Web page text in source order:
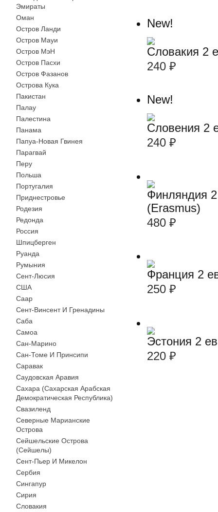
Эмираты
Оман
Остров Ланди
Остров Мауи
Остров МэН
Остров Пасхи
Остров Фазанов
Острова Кука
Пакистан
Палау
Палестина
Панама
Папуа-Новая Гвинея
Парагвай
Перу
Польша
Португалия
Приднестровье
Родезия
Редонда
Россия
Шпицберген
Руанда
Румыния
Сент-Люсия
США
Саар
Сент-Винсент И Гренадины
Саба
Самоа
Сан-Марино
Сан-Томе И Принсипи
Саравак
Саудовская Аравия
Сахара (Сахарская Арабская
Демократическая Республика)
Свазиленд
Северные Марианские
Острова
Сейшельские Острова
(Сейшелы)
Сент-Пьер И Микелон
Сербия
Сингапур
Сирия
Словакия
New!
Словакия 2
240 ₽
New!
Словения 2
240 ₽
Финляндия
(Erasmus)
480 ₽
Франция 2
250 ₽
Эстония 2
220 ₽